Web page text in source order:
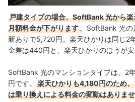
戸建タイプの場合、SoftBank 光から
月額料金が下がります 。 SoftBank 光の
新ありで5,720円。楽天ひかりは同じ2
金差は440円と、楽天ひかりのほうが安
SoftBank 光のマンションタイプは、2
円です。
楽天ひかりも4,180円のため
は乗り換えによる料金の変動はありま